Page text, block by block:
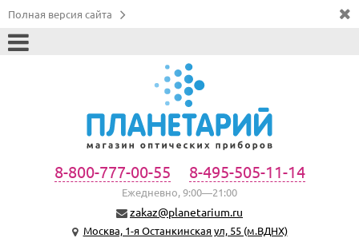
Полная версия сайта
8-800-777-00-55 8-495-505-11-14
Ежедневно, 9:00—21:00
zakaz@planetarium.ru
Москва, 1-я Останкинская ул, 55 (м.ВДНХ)